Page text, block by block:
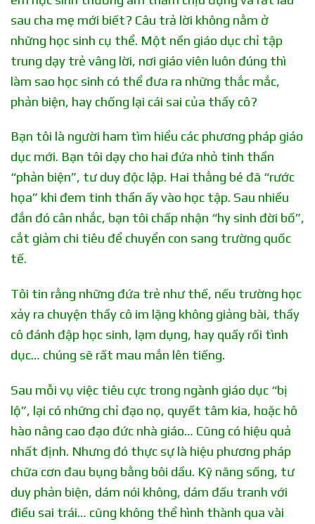
sau cha mẹ mới biết? Câu trả lời không nằm ở
những học sinh cụ thể. Một nền giáo dục chỉ tập
trung dạy trẻ vâng lời, nơi giáo viên luôn đúng thì
làm sao học sinh có thể đưa ra những thắc mắc,
phản biện, hay chống lại cái sai của thầy cô?
Bạn tôi là người ham tìm hiểu các phương pháp giáo
dục mới. Bạn tôi dạy cho hai đứa nhỏ tinh thần
“phản biện”, tư duy độc lập. Hai thằng bé đã “rước
họa” khi đem tinh thần ấy vào học tập. Sau nhiều
đắn đó cân nhắc, bạn tôi chấp nhận “hy sinh đời bố”,
cắt giảm chi tiêu để chuyển con sang trường quốc
tế.
Tôi tin rằng những đứa trẻ như thế, nếu trường học
xảy ra chuyện thầy cô im lặng không giảng bài, thầy
cô đánh đập học sinh, lạm dụng, hay quấy rối tình
dục… chúng sẽ rất mau mắn lên tiếng.
Sau mỗi vụ việc tiêu cực trong ngành giáo dục “bị
lộ”, lại có những chỉ đạo nọ, quyết tâm kia, hoặc hô
hào nâng cao đạo đức nhà giáo… Cũng có hiệu quả
nhất định. Nhưng đó thực sự là hiệu phương pháp
chữa cơn đau bụng bằng bôi dầu. Kỹ năng sống, tư
duy phản biện, dám nói không, dám đấu tranh với
điều sai trái… cũng không thể hình thành qua vài